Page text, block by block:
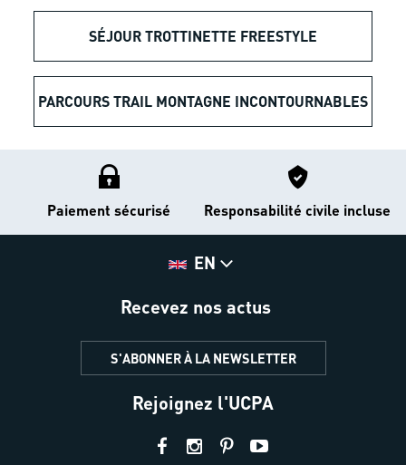
SÉJOUR TROTTINETTE FREESTYLE
PARCOURS TRAIL MONTAGNE INCONTOURNABLES
Paiement sécurisé Responsabilité civile incluse
EN
Recevez nos actus
S'ABONNER À LA NEWSLETTER
Rejoignez l'UCPA